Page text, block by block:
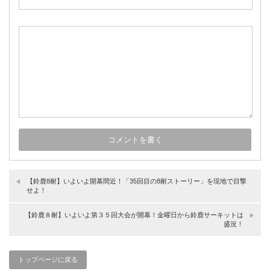
【鈴鹿8耐】いよいよ開幕間近！「35回目の8耐ストーリー」を現地で目撃
せよ！
【鈴鹿８耐】いよいよ第３５回大会が開幕！金曜日から鈴鹿サーキットは
盛況！
トップページに戻る